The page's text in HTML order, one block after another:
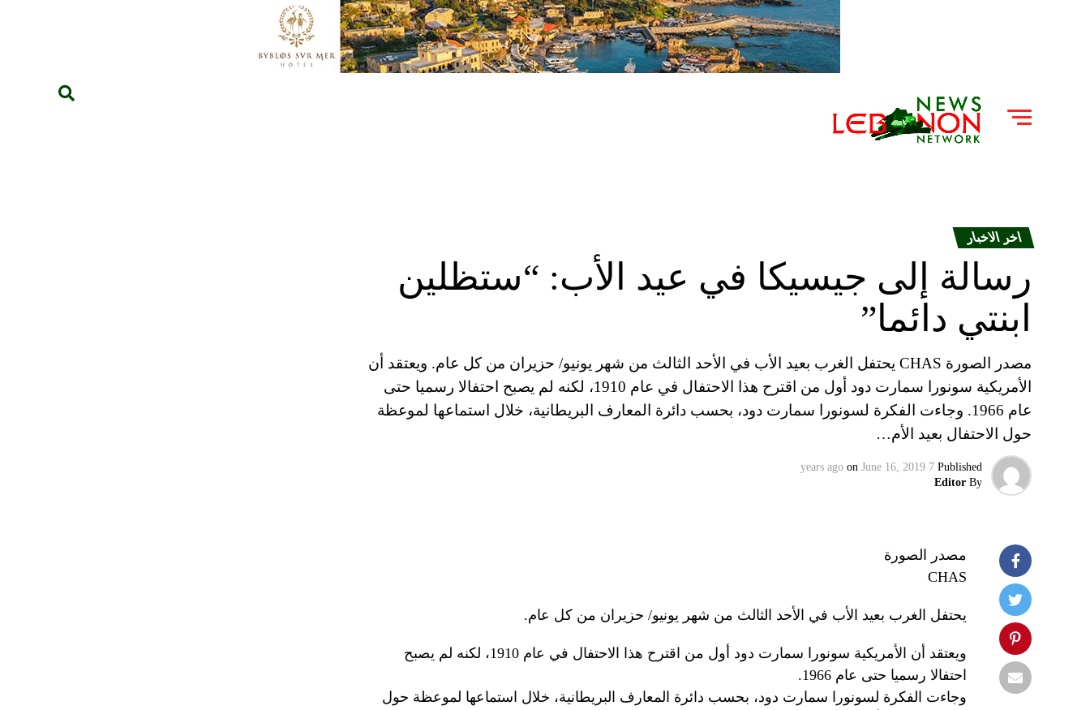
اخر الاخبار
رسالة إلى جيسيكا في عيد الأب: “ستظلين
ابنتي دائما”
مصدر الصورة CHAS يحتفل الغرب بعيد الأب في الأحد الثالث من شهر يونيو/ حزيران من كل عام. ويعتقد أن
الأمريكية سونورا سمارت دود أول من اقترح هذا الاحتفال في عام 1910، لكنه لم يصبح احتفالا رسميا حتى
عام 1966. وجاءت الفكرة لسونورا سمارت دود، بحسب دائرة المعارف البريطانية، خلال استماعها لموعظة
حول الاحتفال بعيد الأم…
Published
7 years ago
on June 16, 2019
By
Editor
مصدر الصورة
CHAS
يحتفل الغرب بعيد الأب في الأحد الثالث من شهر يونيو/ حزيران من كل عام.
ويعتقد أن الأمريكية سونورا سمارت دود أول من اقترح هذا الاحتفال في عام 1910، لكنه لم يصبح
احتفالا رسميا حتى عام 1966.
وجاءت الفكرة لسونورا سمارت دود، بحسب دائرة المعارف البريطانية، خلال استماعها لموعظة حول